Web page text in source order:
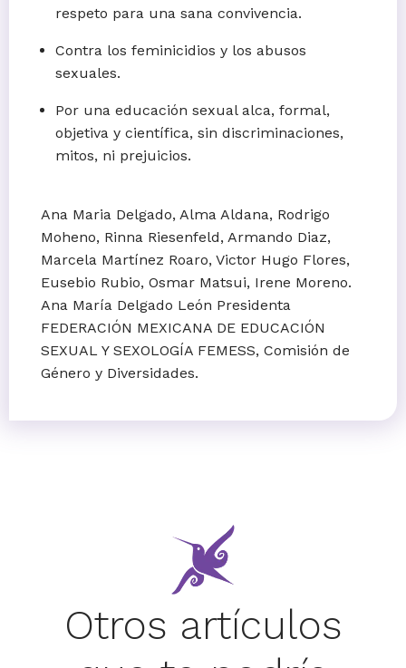
respeto para una sana convivencia.
Contra los feminicidios y los abusos
sexuales.
Por una educación sexual alca, formal,
objetiva y científica, sin discriminaciones,
mitos, ni prejuicios.
Ana Maria Delgado, Alma Aldana, Rodrigo
Moheno, Rinna Riesenfeld, Armando Diaz,
Marcela Martínez Roaro, Victor Hugo Flores,
Eusebio Rubio, Osmar Matsui, Irene Moreno.
Ana María Delgado León Presidenta
FEDERACIÓN MEXICANA DE EDUCACIÓN
SEXUAL Y SEXOLOGÍA FEMESS, Comisión de
Género y Diversidades.
Otros artículos